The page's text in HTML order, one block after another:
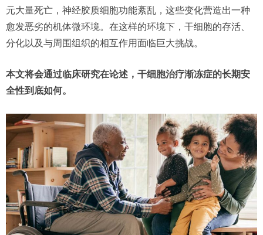
元大量死亡，神经胶质细胞功能紊乱，这些变化营造出一种
愈发恶劣的机体微环境。在这样的环境下，干细胞的存活、
分化以及与周围组织的相互作用面临巨大挑战。
本文将会通过临床研究在论述，干细胞治疗渐冻症的长期安
全性到底如何。